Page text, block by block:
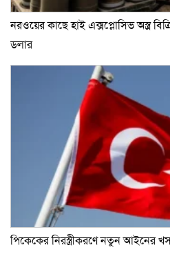
নরওয়ের কাছে হাই এক্সপ্লোসিভ অস্ত্র
ডলার
পিকেকের নিরস্ত্রীকরণে নতুন আইনের